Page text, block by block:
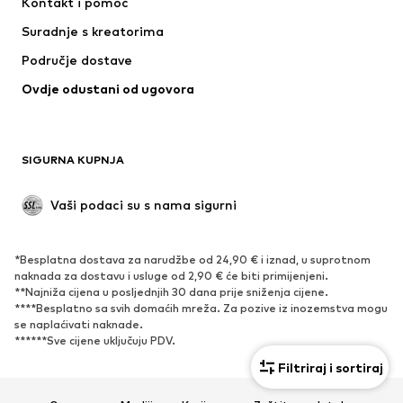
Filtriraj i sortiraj
Donje rublje
Kaputi
Posebne prigode
Ekskluzivno
OBUĆA
Novo
Popularno
Tenisice
Niske cipele
Suradnje s kreatorima
Područje dostave
Ovdje odustani od ugovora
SIGURNA KUPNJA
Vaši podaci su s nama sigurni
*Besplatna dostava za narudžbe od 24,90 € i iznad, u suprotnom
naknada za dostavu i usluge od 2,90 € će biti primijenjeni.
**Najniža cijena u posljednjih 30 dana prije sniženja cijene.
****Besplatno sa svih domaćih mreža. Za pozive iz inozemstva mogu
se naplaćivati ​​naknade.
******Sve cijene uključuju PDV.